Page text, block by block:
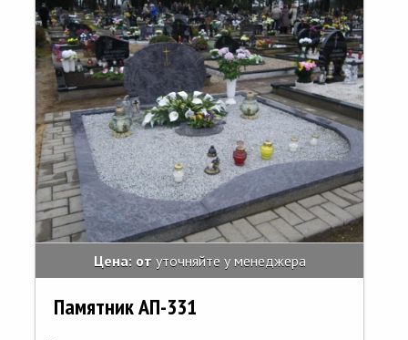
Цена: от уточняйте у менеджера
Памятник АП-331